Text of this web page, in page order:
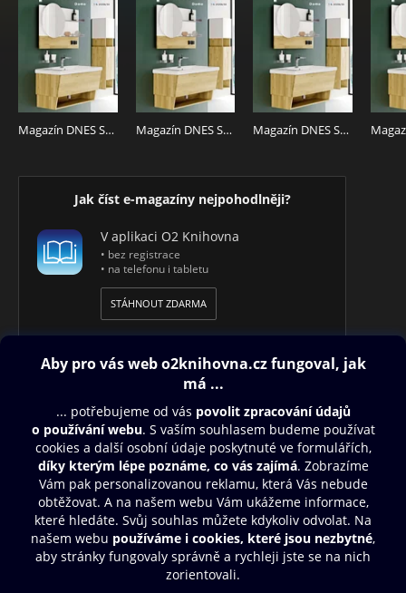
Magazín DNES SPECIÁL Severní Čechy - 7.8.2026 Magazín DNES SPECIÁL Střední Čechy - 7.8.2026 Magazín DNES SPECIÁL Pardubický - 7.8.2026
Jak číst e-magazíny nejpohodlněji?
V aplikaci O2 Knihovna
• bez registrace
• na telefonu i tabletu
STÁHNOUT ZDARMA
Obsah ke stažení
Moje O2 Knihovna
Další zábava
© O2 Czech Republic a.s.